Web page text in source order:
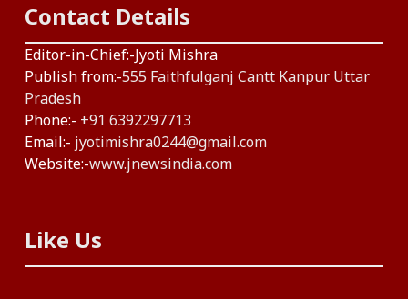
Contact Details
Editor-in-Chief:-Jyoti Mishra
Publish from:-555 Faithfulganj Cantt Kanpur Uttar
Pradesh
Phone:- +91 6392297713
Email:- jyotimishra0244@gmail.com
Website:-www.jnewsindia.com
Like Us